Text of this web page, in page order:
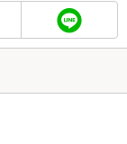
会承ります！！)
です♪